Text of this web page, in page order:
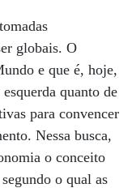
globais. O
e que é, hoje,
quanto de
para convencer
Nessa busca,
o conceito
o qual as